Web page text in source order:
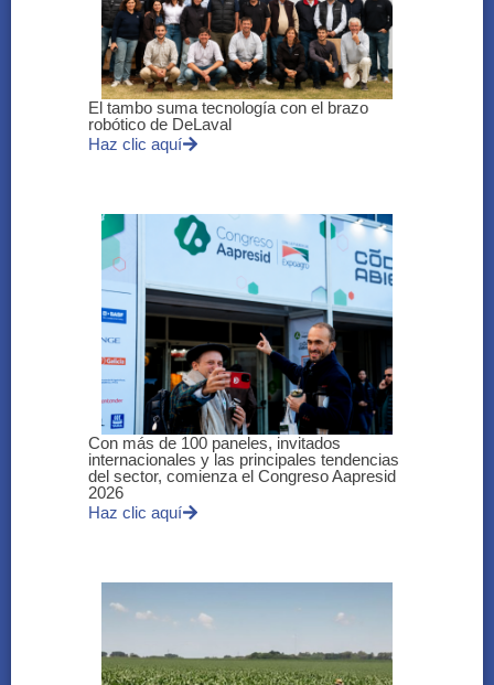
El tambo suma tecnología con el brazo
robótico de DeLaval
Haz clic aquí
Con más de 100 paneles, invitados
internacionales y las principales tendencias
del sector, comienza el Congreso Aapresid
2026
Haz clic aquí